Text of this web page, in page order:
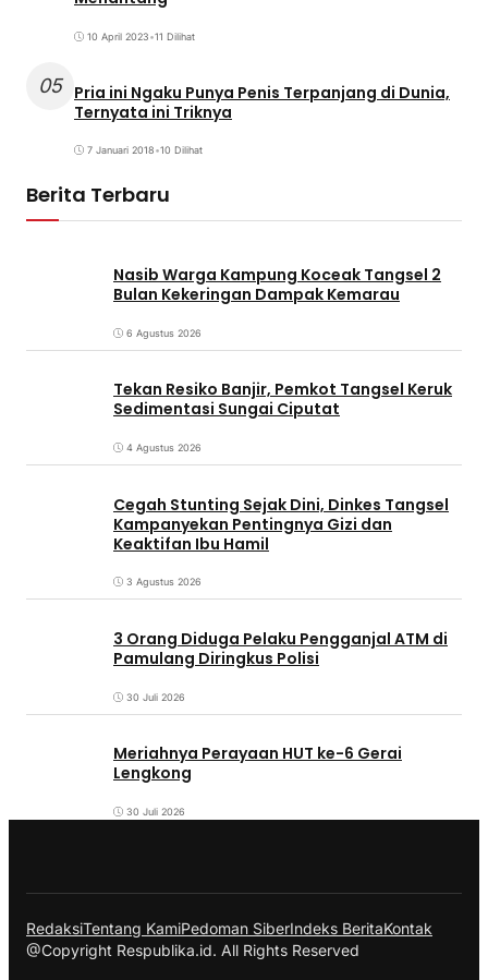
10 April 2023•11 Dilihat
05 Pria ini Ngaku Punya Penis Terpanjang di Dunia,
Ternyata ini Triknya
7 Januari 2018•10 Dilihat
Berita Terbaru
Nasib Warga Kampung Koceak Tangsel 2
Bulan Kekeringan Dampak Kemarau
6 Agustus 2026
Tekan Resiko Banjir, Pemkot Tangsel Keruk
Sedimentasi Sungai Ciputat
4 Agustus 2026
Cegah Stunting Sejak Dini, Dinkes Tangsel
Kampanyekan Pentingnya Gizi dan
Keaktifan Ibu Hamil
3 Agustus 2026
3 Orang Diduga Pelaku Pengganjal ATM di
Pamulang Diringkus Polisi
30 Juli 2026
Meriahnya Perayaan HUT ke-6 Gerai
Lengkong
30 Juli 2026
RedaksiTentang KamiPedoman SiberIndeks BeritaKontak
@Copyright Respublika.id. All Rights Reserved